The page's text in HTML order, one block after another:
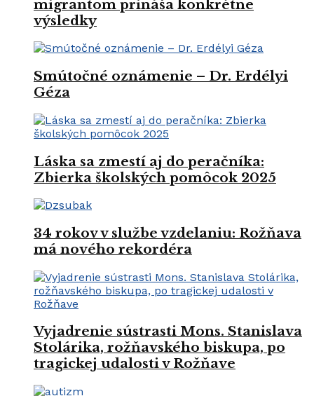
migrantom prináša konkrétne
výsledky
Smútočné oznámenie – Dr. Erdélyi
Géza
Láska sa zmestí aj do peračníka:
Zbierka školských pomôcok 2025
34 rokov v službe vzdelaniu: Rožňava
má nového rekordéra
Vyjadrenie sústrasti Mons. Stanislava
Stolárika, rožňavského biskupa, po
tragickej udalosti v Rožňave